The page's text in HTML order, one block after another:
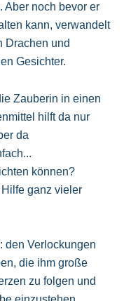
Aber noch bevor er
kann, verwandelt
Drachen und
Gesichter.
Zauberin in einen
hilft da nur
da
können?
ganz vieler
den Verlockungen
die ihm große
zu folgen und